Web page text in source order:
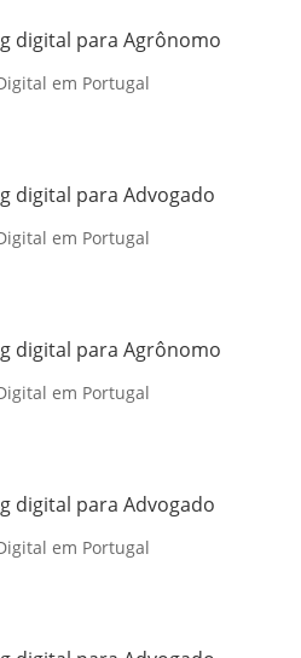
digital para Agrônomo
em Portugal
digital para Advogado
em Portugal
digital para Agrônomo
em Portugal
digital para Advogado
em Portugal